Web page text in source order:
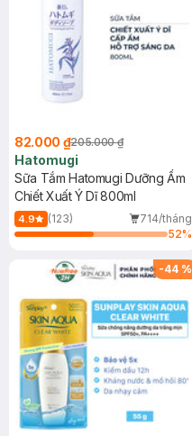
82.000 ₫205.000 ₫
Hatomugi
Sữa Tắm Hatomugi Dưỡng Ẩm
Chiết Xuất Ý Dĩ 800ml
4.9 (123)
714/tháng
52%
-44 %